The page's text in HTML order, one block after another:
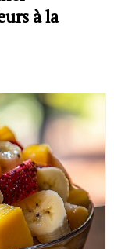
à la